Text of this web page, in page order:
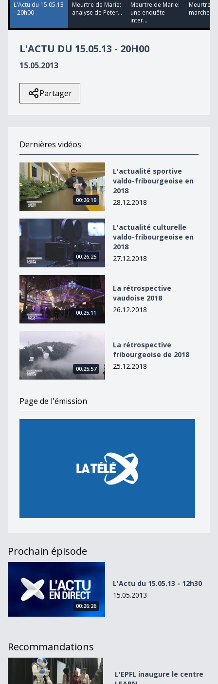
L'Actu du 15.05.13
- 20h00
Meurtre de Marie:
analyse de Peter...
Meurtre de Marie:
une enquête
inter...
Meurtre
marche
L'ACTU DU 15.05.13 - 20H00
15.05.2013
Partager
Dernières vidéos
L&#039;actualité sportive valdo-fribourgeoise en 2018
00:26:19
L'actualité sportive
valdo-fribourgeoise en
2018
28.12.2018
L&#039;actualité culturelle valdo-fribourgeoise en
00:26:25
L'actualité culturelle
valdo-fribourgeoise en
2018
27.12.2018
La rétrospective vaudoise 2018
00:25:11
La rétrospective
vaudoise 2018
26.12.2018
00:25:57
La rétrospective
fribourgeoise de 2018
25.12.2018
Page de l'émission
Prochain épisode
L&#039;Actu du 15.05.13 - 12h30
00:26:26
L'Actu du 15.05.13 - 12h30
15.05.2013
Recommandations
L&#039;EPFL inaugure le centre LEARN
L'EPFL inaugure le centre